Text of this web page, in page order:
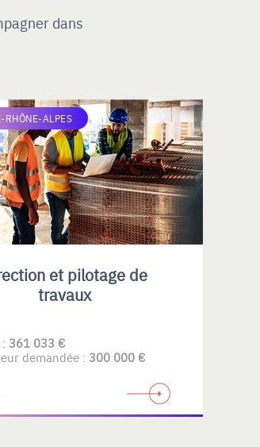
dans
RHÔNE-ALPES
et pilotage de
travaux
361 033 €
demandée : 300 000 €